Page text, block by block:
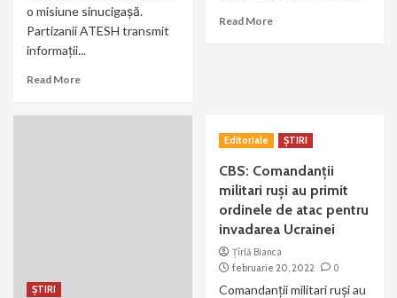
o misiune sinucigașă.
Partizanii ATESH transmit
informații...
Read More
Read More
ȘTIRI
Editoriale ȘTIRI
CBS: Comandanţii
militari ruşi au primit
ordinele de atac pentru
invadarea Ucrainei
Țîrlă Bianca
februarie 20, 2022
0
Comandanţii militari ruşi au